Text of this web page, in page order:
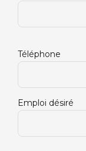
Téléphone
Emploi désiré